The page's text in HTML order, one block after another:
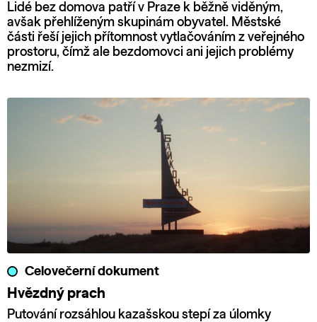
Lidé bez domova patří v Praze k běžně viděným,
avšak přehlíženým skupinám obyvatel. Městské
části řeší jejich přítomnost vytlačováním z veřejného
prostoru, čímž ale bezdomovci ani jejich problémy
nezmizí.
Celovečerní dokument
Hvězdný prach
Putování rozsáhlou kazašskou stepí za úlomky